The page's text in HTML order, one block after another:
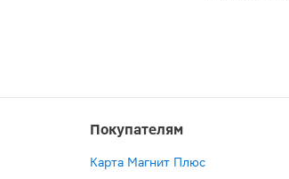
Покупателям
Карта Магнит Плюс